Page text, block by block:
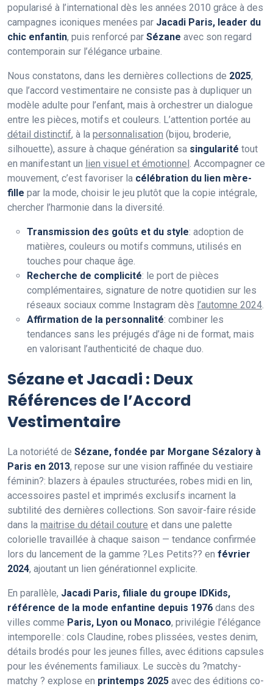
popularisé à l’international dès les années 2010 grâce à des
campagnes iconiques menées par Jacadi Paris, leader du
chic enfantin, puis renforcé par Sézane avec son regard
contemporain sur l’élégance urbaine.
Nous constatons, dans les dernières collections de 2025,
que l’accord vestimentaire ne consiste pas à dupliquer un
modèle adulte pour l’enfant, mais à orchestrer un dialogue
entre les pièces, motifs et couleurs. L’attention portée au
détail distinctif, à la personnalisation (bijou, broderie,
silhouette), assure à chaque génération sa singularité tout
en manifestant un lien visuel et émotionnel . Accompagner ce
mouvement, c’est favoriser la célébration du lien mère-
fille par la mode, choisir le jeu plutôt que la copie intégrale,
chercher l’harmonie dans la diversité.
Transmission des goûts et du style: adoption de
matières, couleurs ou motifs communs, utilisés en
touches pour chaque âge.
Recherche de complicité: le port de pièces
complémentaires, signature de notre quotidien sur les
réseaux sociaux comme Instagram dès l’automne 2024.
Affirmation de la personnalité: combiner les
tendances sans les préjugés d’âge ni de format, mais
en valorisant l’authenticité de chaque duo.
Sézane et Jacadi : Deux
Références de l’Accord
Vestimentaire
La notoriété de Sézane, fondée par Morgane Sézalory à
Paris en 2013, repose sur une vision raffinée du vestiaire
féminin?: blazers à épaules structurées, robes midi en lin,
accessoires pastel et imprimés exclusifs incarnent la
subtilité des dernières collections. Son savoir-faire réside
dans la maitrise du détail couture et dans une palette
colorielle travaillée à chaque saison — tendance confirmée
lors du lancement de la gamme ?Les Petits?? en février
2024, ajoutant un lien générationnel explicite.
En parallèle, Jacadi Paris, filiale du groupe IDKids,
référence de la mode enfantine depuis 1976 dans des
villes comme Paris, Lyon ou Monaco, privilégie l’élégance
intemporelle : cols Claudine, robes plissées, vestes denim,
détails brodés pour les jeunes filles, avec éditions capsules
pour les événements familiaux. Le succès du ?matchy-
matchy ? explose en printemps 2025 avec des éditions co-